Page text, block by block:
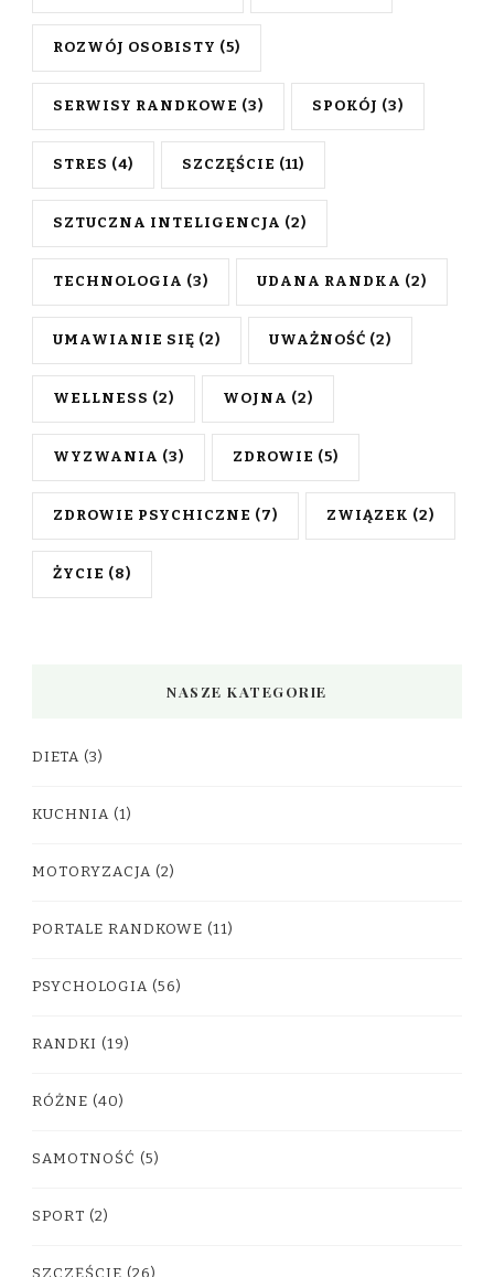
ROZWÓJ OSOBISTY (5)
SERWISY RANDKOWE (3) SPOKÓJ (3)
STRES (4) SZCZĘŚCIE (11)
SZTUCZNA INTELIGENCJA (2)
TECHNOLOGIA (3) UDANA RANDKA (2)
UMAWIANIE SIĘ (2) UWAŻNOŚĆ (2)
WELLNESS (2) WOJNA (2)
WYZWANIA (3) ZDROWIE (5)
ZDROWIE PSYCHICZNE (7) ZWIĄZEK (2)
ŻYCIE (8)
NASZE KATEGORIE
DIETA (3)
KUCHNIA (1)
MOTORYZACJA (2)
PORTALE RANDKOWE (11)
PSYCHOLOGIA (56)
RANDKI (19)
RÓŻNE (40)
SAMOTNOŚĆ (5)
SPORT (2)